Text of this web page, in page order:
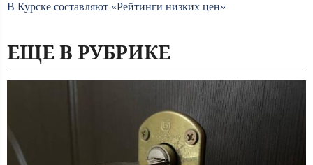
В Курске составляют «Рейтинги низких цен»
ЕЩЕ В РУБРИКЕ